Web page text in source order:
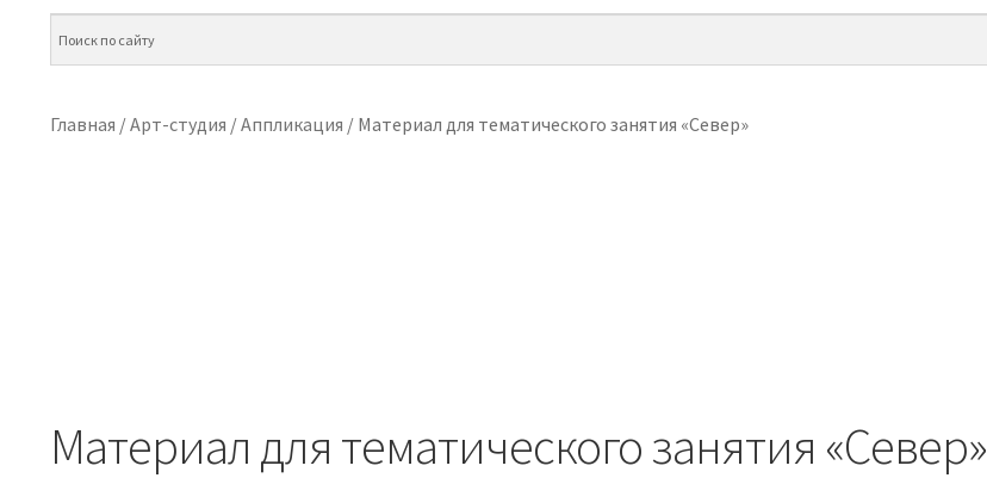
Главная /Арт-студия /Аппликация / Материал для тематического занятия «Север»
Материал для тематического занятия «Север»